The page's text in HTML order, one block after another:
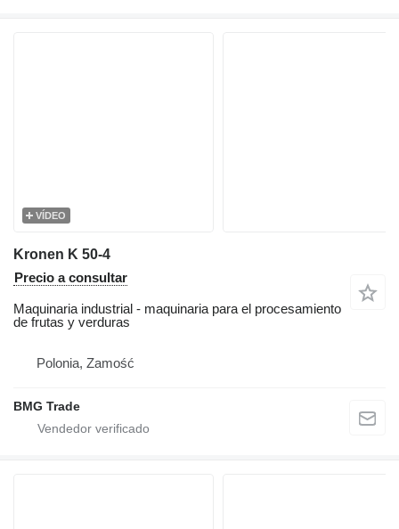
VÍDEO
Kronen K 50-4
Precio a consultar
Maquinaria industrial - maquinaria para el procesamiento
de frutas y verduras
Polonia, Zamość
BMG Trade